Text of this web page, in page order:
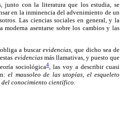
junto con la literatura que los estudia, se
en la inminencia del advenimiento de un
Las ciencias sociales en general, y la
asentarse sobre los cambios y las
a buscar evidencias, que dicho sea de
evidenciasmás llamativas, y puesto que
sociológica4, las voy a describir cuasi
el mausoleo de las utopías, el esqueleto
conocimiento científico.